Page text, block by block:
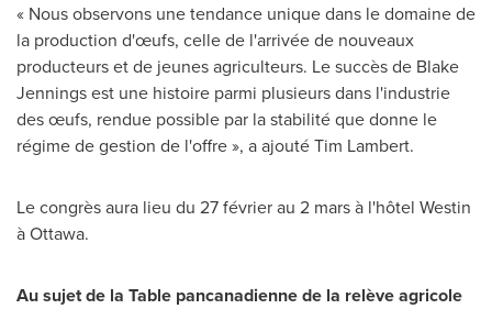
« Nous observons une tendance unique dans le domaine de
la production d'œufs, celle de l'arrivée de nouveaux
producteurs et de jeunes agriculteurs. Le succès de Blake
Jenningsest une histoire parmi plusieurs dans l'industrie
des œufs, rendue possible par la stabilité que donne le
régime de gestion de l'offre », a ajoutéTim Lambert.
Le congrès aura lieu du 27 février au 2 mars à l'hôtel Westin
àOttawa.
Au sujet de la Table pancanadienne de la relève agricole